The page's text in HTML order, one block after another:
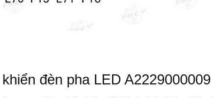
đèn pha LED